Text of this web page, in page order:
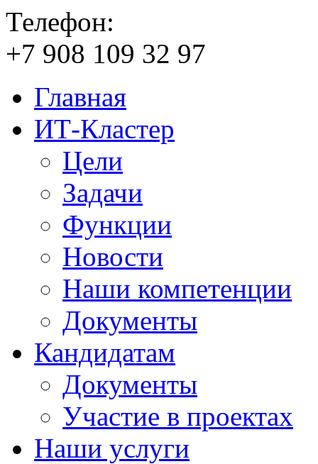
Телефон:
+7 908 109 32 97
Главная
ИТ-Кластер
Цели
Задачи
Функции
Новости
Наши компетенции
Документы
Кандидатам
Документы
Участие в проектах
Наши услуги